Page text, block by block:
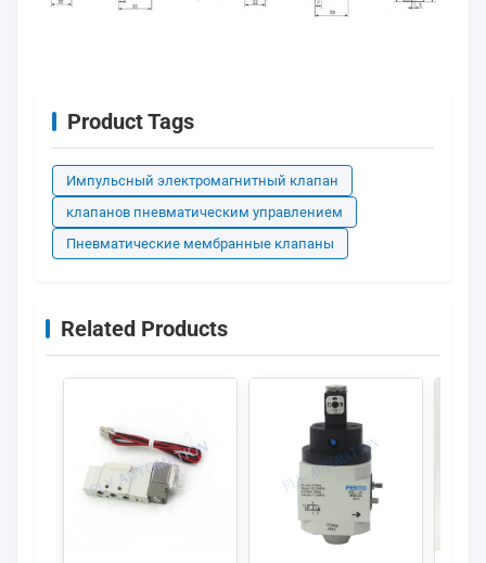
Product Tags
Импульсный электромагнитный клапан
клапанов пневматическим управлением
Пневматические мембранные клапаны
Related Products